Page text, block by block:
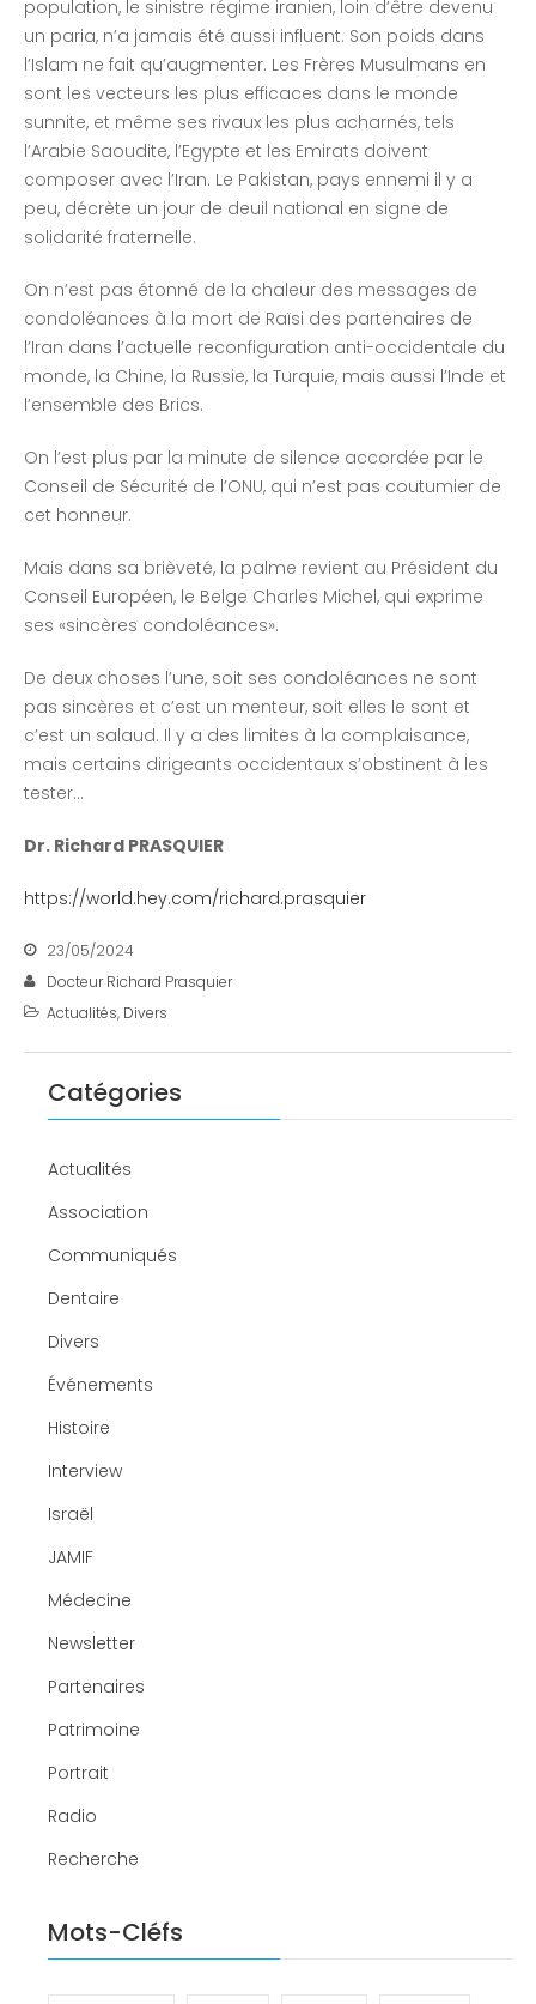
population, le sinistre régime iranien, loin d’être devenu
un paria, n’a jamais été aussi influent. Son poids dans
l’Islam ne fait qu’augmenter. Les Frères Musulmans en
sont les vecteurs les plus efficaces dans le monde
sunnite, et même ses rivaux les plus acharnés, tels
l’Arabie Saoudite, l’Egypte et les Emirats doivent
composer avec l’Iran. Le Pakistan, pays ennemi il y a
peu, décrète un jour de deuil national en signe de
solidarité fraternelle.
On n’est pas étonné de la chaleur des messages de
condoléances à la mort de Raïsi des partenaires de
l’Iran dans l’actuelle reconfiguration anti-occidentale du
monde, la Chine, la Russie, la Turquie, mais aussi l’Inde et
l’ensemble des Brics.
On l’est plus par la minute de silence accordée par le
Conseil de Sécurité de l’ONU, qui n’est pas coutumier de
cet honneur.
Mais dans sa brièveté, la palme revient au Président du
Conseil Européen, le Belge Charles Michel, qui exprime
ses «sincères condoléances».
De deux choses l’une, soit ses condoléances ne sont
pas sincères et c’est un menteur, soit elles le sont et
c’est un salaud. Il y a des limites à la complaisance,
mais certains dirigeants occidentaux s’obstinent à les
tester…
Dr. Richard PRASQUIER
https://world.hey.com/richard.prasquier
23/05/2024
Docteur Richard Prasquier
Actualités, Divers
Catégories
Actualités
Association
Communiqués
Dentaire
Divers
Événements
Histoire
Interview
Israël
JAMIF
Médecine
Newsletter
Partenaires
Patrimoine
Portrait
Radio
Recherche
Mots-Cléfs